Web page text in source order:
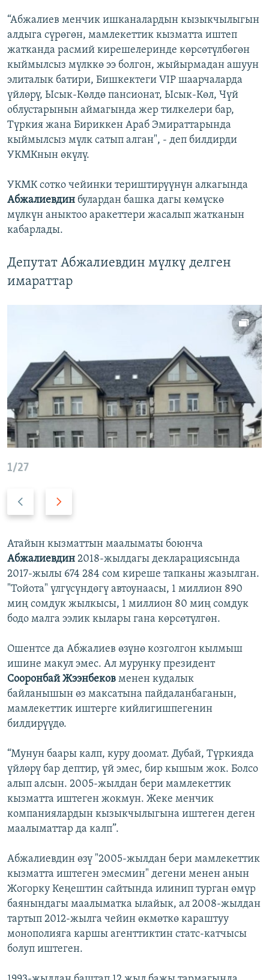
“Абжалиев менчик ишканалардын кызыкчылыгын
алдыга сүрөгөн, мамлекеттик кызматта иштеп
жатканда расмий кирешелеринде көрсөтүлбөгөн
кыймылсыз мүлккө ээ болгон, жыйырмадан ашуун
элиталык батири, Бишкектеги VIP шаарчаларда
үйлөрү, Ысык-Көлдө пансионат, Ысык-Көл, Чүй
облустарынын аймагында жер тилкелери бар,
Түркия жана Бириккен Араб Эмираттарында
кыймылсыз мүлк сатып алган", - деп билдирди
УКМКнын өкүлү.
УКМК сотко чейинки териштирүүнүн алкагында
Абжалиевдин булардан башка дагы көмүскө
мүлкүн аныктоо аракеттери жасалып жатканын
кабарлады.
Депутат Абжалиевдин мүлкү делген
имараттар
1/27
к
а
ы
г
а
Атайын кызматтын маалыматы боюнча
Абжалиевдин 2018-жылдагы декларациясында
2017-жылы 674 284 сом киреше тапканы жазылган.
"Тойота" үлгүсүндөгү автоунаасы, 1 миллион 890
миң сомдук жылкысы, 1 миллион 80 миң сомдук
бодо малга ээлик кылары гана көрсөтүлгөн.
Ошентсе да Абжалиев өзүнө козголгон кылмыш
ишине макул эмес. Ал мурунку президент
Сооронбай Жээнбеков менен кудалык
байланышын өз максатына пайдаланбаганын,
мамлекеттик иштерге кийлигишпегенин
билдирүүдө.
“Мунун баары калп, куру доомат. Дубай, Түркияда
үйлөрү бар дептир, үй эмес, бир кышым жок. Болсо
алып алсын. 2005-жылдан бери мамлекеттик
кызматта иштеген жокмун. Жеке менчик
компаниялардын кызыкчылыгына иштеген деген
маалыматтар да калп”.
Абжалиевдин өзү "2005-жылдан бери мамлекеттик
кызматта иштеген эмесмин" дегени менен анын
Жогорку Кеңештин сайтында илинип турган өмүр
баянындагы маалыматка ылайык, ал 2008-жылдан
тартып 2012-жылга чейин өкмөткө караштуу
монополияга каршы агенттиктин статс-катчысы
болуп иштеген.